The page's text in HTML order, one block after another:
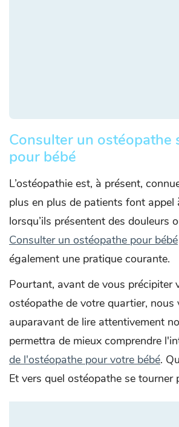
Consulter un ostéopathe
pour bébé
L’ostéopathie est, à présent,
plus en plus de patients font appel
lorsqu’ils présentent des douleurs
Consulter un ostéopathe pour bébé
également une pratique courante.
Pourtant, avant de vous précipiter
ostéopathe de votre quartier, nous
auparavant de lire attentivement
permettra de mieux comprendre
de l'ostéopathe pour votre bébé.
Et vers quel ostéopathe se tourner